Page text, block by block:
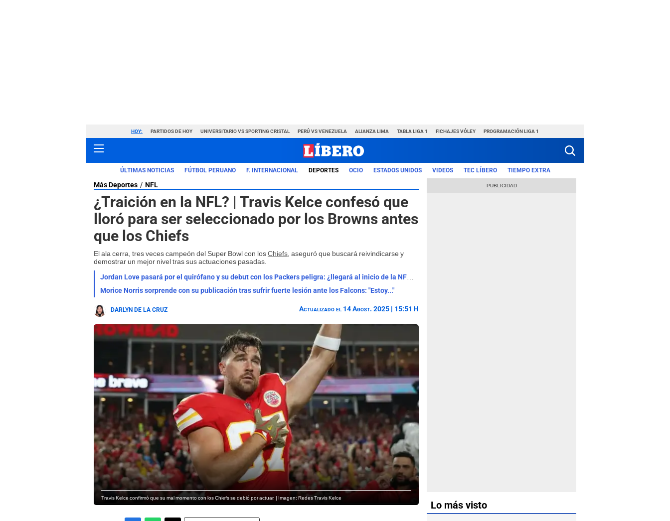
HOY: PARTIDOS DE HOY UNIVERSITARIO VS SPORTING CRISTAL PERÚ VS VENEZUELA ALIANZA LIMA TABLA LIGA 1 FICHAJES VÓLEY PROGRAMACIÓN LIGA 1
ÚLTIMAS NOTICIAS FÚTBOL PERUANO F. INTERNACIONAL DEPORTES OCIO ESTADOS UNIDOS VIDEOS TEC LÍBERO TIEMPO EXTRA
Más Deportes NFL
¿Traición en la NFL? | Travis Kelce confesó que
lloró para ser seleccionado por los Browns antes
que los Chiefs
El ala cerra, tres veces campeón del Super Bowl con losChiefs , aseguró que buscará reivindicarse y
demostrar un mejor nivel tras sus actuaciones pasadas.
Jordan Love pasará por el quirófano y su debut con los Packers peligra: ¿llegará al inicio de la NFL?
Morice Norris sorprende con su publicación tras sufrir fuerte lesión ante los Falcons: "Estoy..."
DARLYN DE LA CRUZ Actualizado el 14 Agost. 2025 | 15:51 H
Travis Kelce confirmó que su mal momento con los Chiefs se debió por actuar. | Imagen: Redes Travis Kelce
Lo más visto